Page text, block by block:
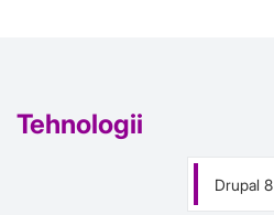
Tehnologii
Drupal 8